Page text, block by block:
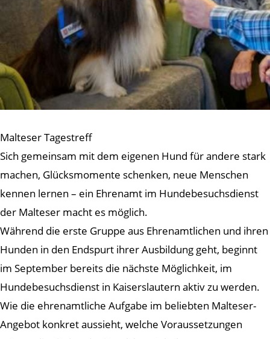
Malteser Tagestreff
Sich gemeinsam mit dem eigenen Hund für andere stark
machen, Glücksmomente schenken, neue Menschen
kennen lernen – ein Ehrenamt im Hundebesuchsdienst
der Malteser macht es möglich.
Während die erste Gruppe aus Ehrenamtlichen und ihren
Hunden in den Endspurt ihrer Ausbildung geht, beginnt
im September bereits die nächste Möglichkeit, im
Hundebesuchsdienst in Kaiserslautern aktiv zu werden.
Wie die ehrenamtliche Aufgabe im beliebten Malteser-
Angebot konkret aussieht, welche Voraussetzungen